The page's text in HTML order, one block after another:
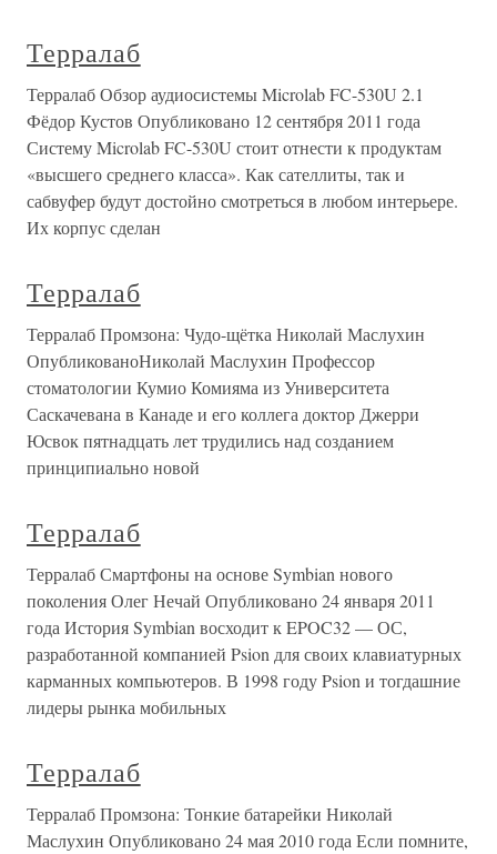
Терралаб
Терралаб Обзор аудиосистемы Microlab FC-530U 2.1
Фёдор Кустов Опубликовано 12 сентября 2011 года
Систему Microlab FC-530U стоит отнести к продуктам
«высшего среднего класса». Как сателлиты, так и
сабвуфер будут достойно смотреться в любом интерьере.
Их корпус сделан
Терралаб
Терралаб Промзона: Чудо-щётка Николай Маслухин
ОпубликованоНиколай Маслухин Профессор
стоматологии Кумио Комияма из Университета
Саскачевана в Канаде и его коллега доктор Джерри
Юсвок пятнадцать лет трудились над созданием
принципиально новой
Терралаб
Терралаб Смартфоны на основе Symbian нового
поколения Олег Нечай Опубликовано 24 января 2011
года История Symbian восходит к EPOC32 — ОС,
разработанной компанией Psion для своих клавиатурных
карманных компьютеров. В 1998 году Psion и тогдашние
лидеры рынка мобильных
Терралаб
Терралаб Промзона: Тонкие батарейки Николай
Маслухин Опубликовано 24 мая 2010 года Если помните,